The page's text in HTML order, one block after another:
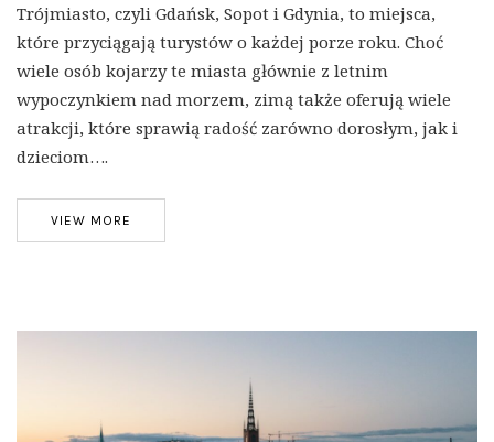
Trójmiasto, czyli Gdańsk, Sopot i Gdynia, to miejsca,
które przyciągają turystów o każdej porze roku. Choć
wiele osób kojarzy te miasta głównie z letnim
wypoczynkiem nad morzem, zimą także oferują wiele
atrakcji, które sprawią radość zarówno dorosłym, jak i
dzieciom….
VIEW MORE